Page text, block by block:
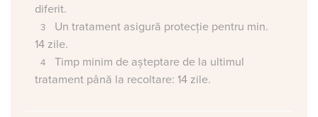
diferit.
Un tratament asigură protecție pentru min.
14 zile.
Timp minim de așteptare de la ultimul
tratament până la recoltare: 14 zile.